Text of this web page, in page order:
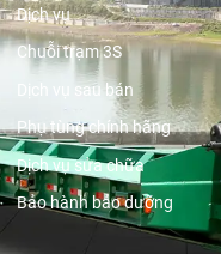
Dịch vụ
Chuỗi trạm 3S
Dịch vụ sau bán
Phụ tùng chính hãng
Dịch vụ sửa chữa
Bảo hành bảo dưỡng